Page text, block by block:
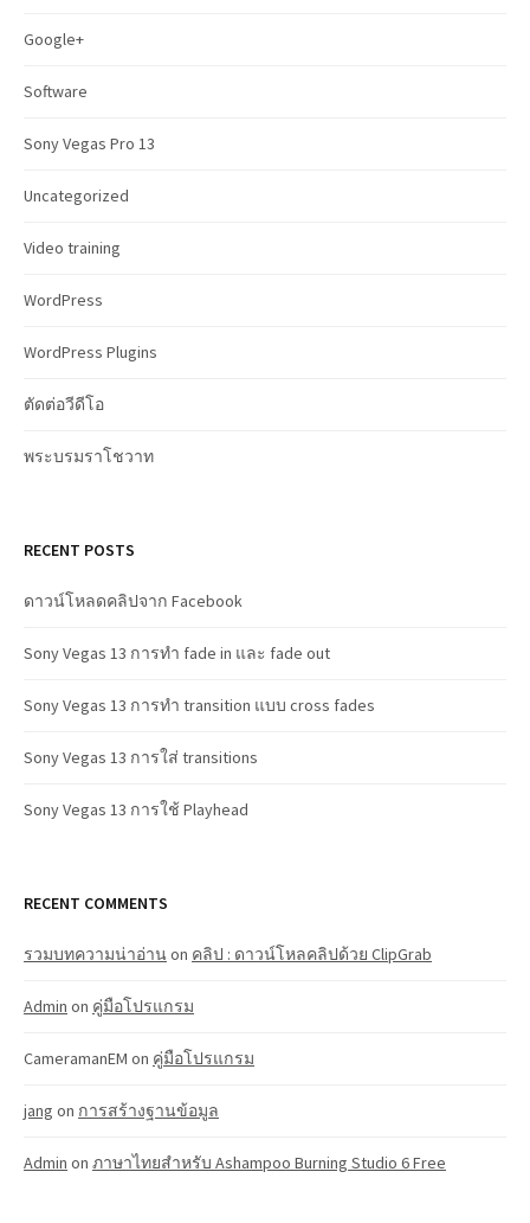
Google+
Software
Sony Vegas Pro 13
Uncategorized
Video training
WordPress
WordPress Plugins
ตัดต่อวีดีโอ
พระบรมราโชวาท
RECENT POSTS
ดาวน์โหลดคลิปจาก Facebook
Sony Vegas 13 การทำ fade in และ fade out
Sony Vegas 13 การทำ transition แบบ cross fades
Sony Vegas 13 การใส่ transitions
Sony Vegas 13 การใช้ Playhead
RECENT COMMENTS
รวมบทความน่าอ่านon คลิป : ดาวน์โหลคลิปด้วย ClipGrab
Admin on คู่มือโปรแกรม
CameramanEM on คู่มือโปรแกรม
jang on การสร้างฐานข้อมูล
Admin on ภาษาไทยสำหรับ Ashampoo Burning Studio 6 Free